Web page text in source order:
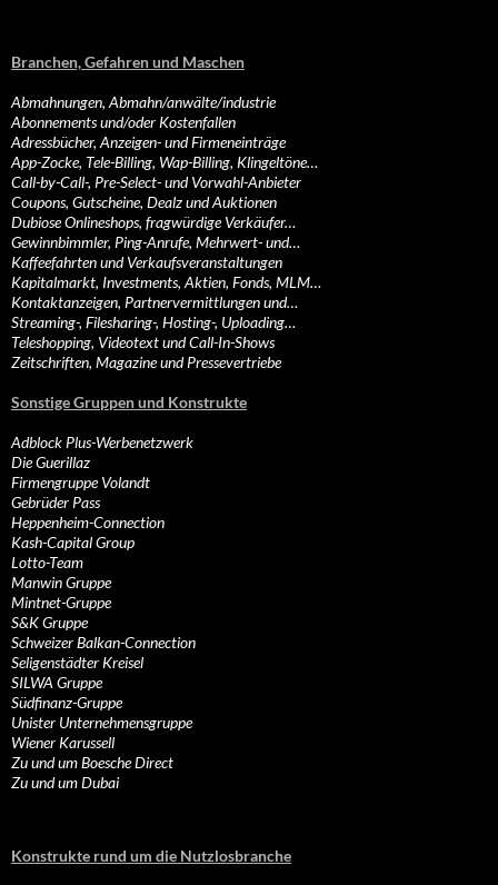
Branchen, Gefahren und Maschen
Abmahnungen, Abmahn/anwälte/industrie
Abonnements und/oder Kostenfallen
Adressbücher, Anzeigen- und Firmeneinträge
App-Zocke, Tele-Billing, Wap-Billing, Klingeltöne…
Call-by-Call-, Pre-Select- und Vorwahl-Anbieter
Coupons, Gutscheine, Dealz und Auktionen
Dubiose Onlineshops, fragwürdige Verkäufer…
Gewinnbimmler, Ping-Anrufe, Mehrwert- und…
Kaffeefahrten und Verkaufsveranstaltungen
Kapitalmarkt, Investments, Aktien, Fonds, MLM…
Kontaktanzeigen, Partnervermittlungen und…
Streaming-, Filesharing-, Hosting-, Uploading…
Teleshopping, Videotext und Call-In-Shows
Zeitschriften, Magazine und Pressevertriebe
Sonstige Gruppen und Konstrukte
Adblock Plus-Werbenetzwerk
Die Guerillaz
Firmengruppe Volandt
Gebrüder Pass
Heppenheim-Connection
Kash-Capital Group
Lotto-Team
Manwin Gruppe
Mintnet-Gruppe
S&K Gruppe
Schweizer Balkan-Connection
Seligenstädter Kreisel
SILWA Gruppe
Südfinanz-Gruppe
Unister Unternehmensgruppe
Wiener Karussell
Zu und um Boesche Direct
Zu und um Dubai
Konstrukte rund um die Nutzlosbranche